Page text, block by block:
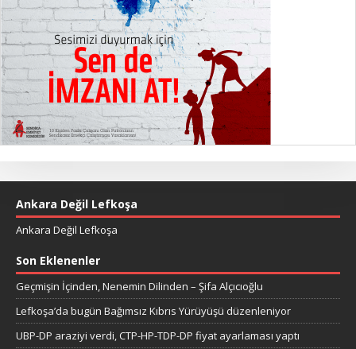
Ankara Değil Lefkoşa
Ankara Değil Lefkoşa
Son Eklenenler
Geçmişin İçinden, Nenemin Dilinden – Şifa Alçıcıoğlu
Lefkoşa’da bugün Bağımsız Kıbrıs Yürüyüşü düzenleniyor
UBP-DP araziyi verdi, CTP-HP-TDP-DP fiyat ayarlaması yaptı